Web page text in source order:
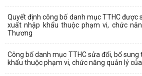
Quyết định công bố danh mục TTHC được
xuất nhập khẩu thuộc phạm vi, chức
Thương
Công bố danh mục TTHC sửa đổi, bổ
khẩu thuộc phạm vi, chức năng quản lý